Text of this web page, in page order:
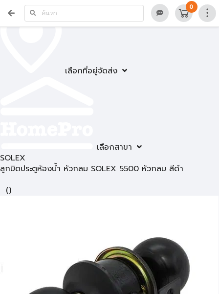
เลือกที่อยู่จัดส่ง
เลือกสาขา
0
SOLEX
ลูกบิดประตูห้องน้ำ หัวกลม SOLEX 5500 หัวกลม สีดำ
()